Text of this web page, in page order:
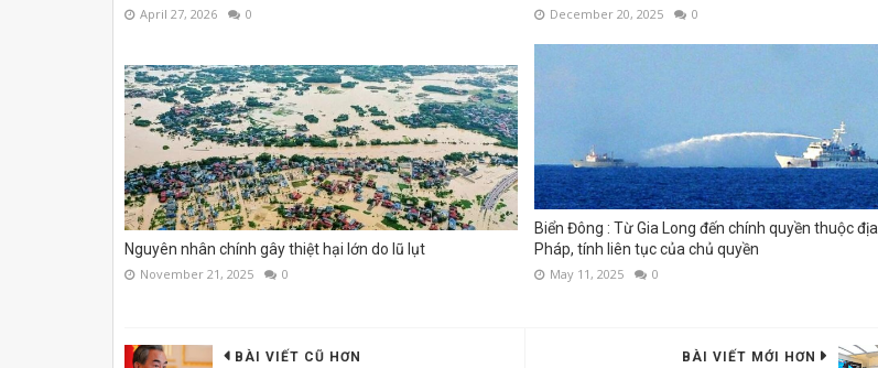
April 27, 2026 0 December 20, 2025 0
Nguyên nhân chính gây thiệt hại lớn do lũ lụt
November 21, 2025 0
Biển Đông : Từ Gia Long đến chính quyền thuộc địa
Pháp, tính liên tục của chủ quyền
May 11, 2025 0
BÀI VIẾT MỚI HƠN
BÀI VIẾT CŨ HƠN